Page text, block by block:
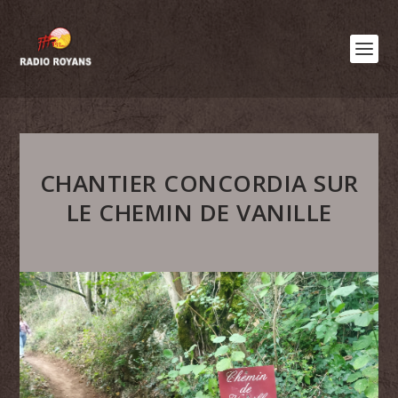
CHANTIER CONCORDIA SUR
LE CHEMIN DE VANILLE